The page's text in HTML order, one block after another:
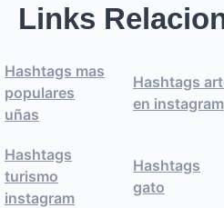
Links
Hashtags mas
populares
uñas
Hashtags
en instagram
Hashtags
turismo
instagram
Hashtags
gato